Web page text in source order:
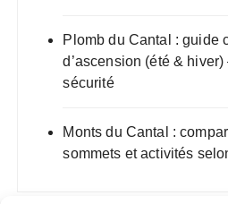
Plomb du Cantal : guide
d’ascension (été &
sécurité
Monts du Cantal :
sommets et activités